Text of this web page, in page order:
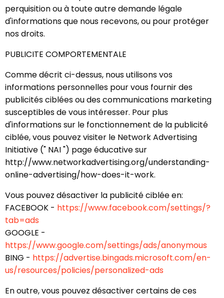
perquisition ou à toute autre demande légale
d'informations que nous recevons, ou pour protéger
nos droits.
PUBLICITE COMPORTEMENTALE
Comme décrit ci-dessus, nous utilisons vos
informations personnelles pour vous fournir des
publicités ciblées ou des communications marketing
susceptibles de vous intéresser. Pour plus
d'informations sur le fonctionnement de la publicité
ciblée, vous pouvez visiter le Network Advertising
Initiative (" NAI ") page éducative sur
http://www.networkadvertising.org/understanding-
online-advertising/how-does-it-work.
Vous pouvez désactiver la publicité ciblée en:
FACEBOOK - https://www.facebook.com/settings/?
tab=ads
GOOGLE -
https://www.google.com/settings/ads/anonymous
BING - https://advertise.bingads.microsoft.com/en-
us/resources/policies/personalized-ads
En outre, vous pouvez désactiver certains de ces